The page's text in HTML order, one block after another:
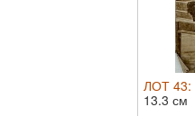
ЛОТ 43:
13.3 см